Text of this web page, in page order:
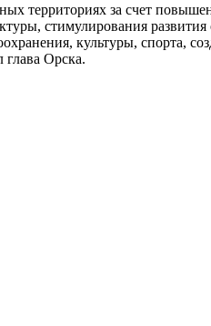
территориях за счет
стимулирования
культуры, спорта,
Орска.